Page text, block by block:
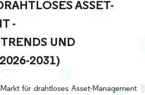
ASSET-M
W
UND P
2031)
für drahtloses Asset-Management